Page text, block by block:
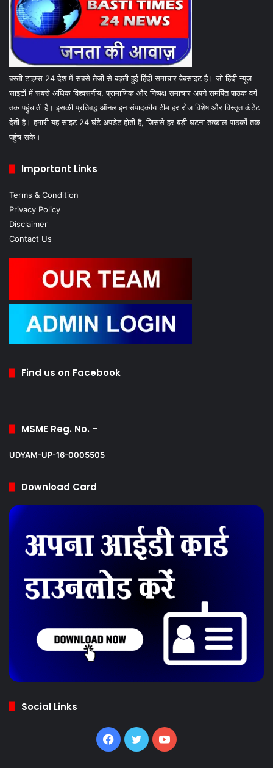
बस्ती टाइम्स 24 देश में सबसे तेजी से बढ़ती हुई हिंदी समाचार वेबसाइट है। जो हिंदी न्यूज
साइटों में सबसे अधिक विश्वसनीय, प्रामाणिक और निष्पक्ष समाचार अपने समर्पित पाठक वर्ग
तक पहुंचाती है। इसकी प्रतिबद्ध ऑनलाइन संपादकीय टीम हर रोज विशेष और विस्तृत कंटेंट
देती है। हमारी यह साइट 24 घंटे अपडेट होती है, जिससे हर बड़ी घटना तत्काल पाठकों तक
पहुंच सके।
Important Links
Terms & Condition
Privacy Policy
Disclaimer
Contact Us
Find us on Facebook
MSME Reg. No. –
UDYAM-UP-16-0005505
Download Card
Social Links
Facebook
TwitterYouTube